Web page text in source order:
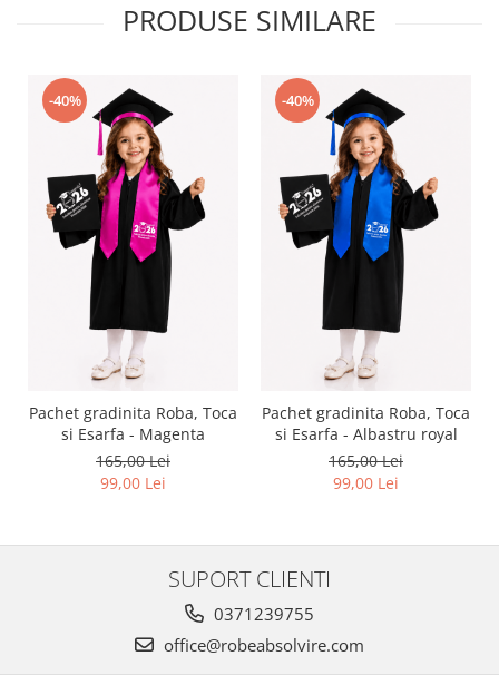
PRODUSE SIMILARE
-40%
Pachet gradinita Roba, Toca
si Esarfa - Magenta
165,00 Lei
99,00 Lei
-40%
Pachet gradinita Roba, Toca
si Esarfa - Albastru royal
165,00 Lei
99,00 Lei
SUPORT CLIENTI
0371239755
office@robeabsolvire.com